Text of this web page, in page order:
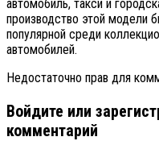
автомобиль, такси и
производство этой модели
популярной среди
автомобилей.
Недостаточно прав для
Войдите или
комментарий